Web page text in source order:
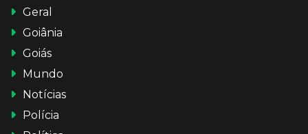
Geral
Goiânia
Goiás
Mundo
Notícias
Polícia